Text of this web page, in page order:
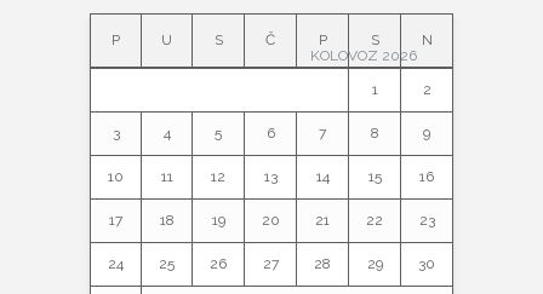
KOLOVOZ 2026
P U S Č P S N
1 2
3 4 5 6 7 8 9
10 11 12 13 14 15 16
17 18 19 20 21 22 23
24 25 26 27 28 29 30